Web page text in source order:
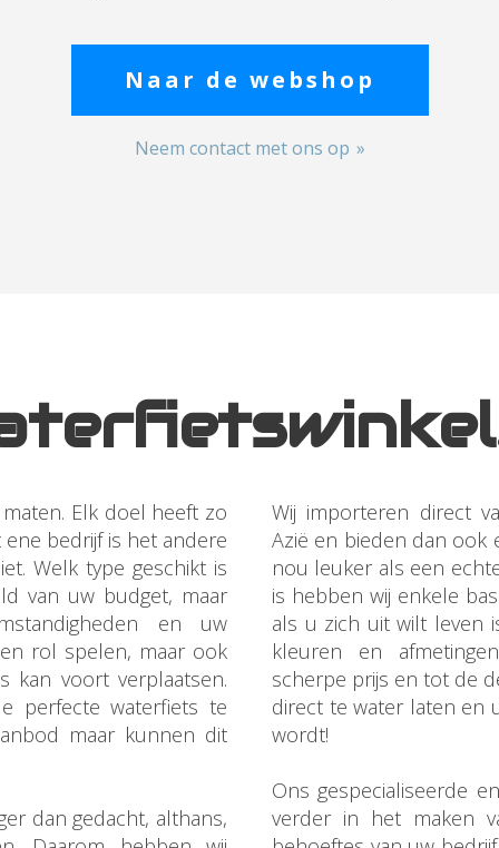
Naar de webshop
Neem contact met ons op
Elk doel heeft zo
bedrijf is het andere
Welk type geschikt is
van uw budget, maar
en uw
rol spelen, maar ook
kan voort verplaatsen.
perfecte waterfiets te
maar kunnen dit
dan gedacht, althans,
Wij importeren direct
Azië en bieden dan ook
nou leuker als een
is hebben wij enkele
als u zich uit wilt leven
kleuren en
scherpe prijs en tot de
direct te water laten en
wordt!
Ons gespecialiseerde
verder in het maken